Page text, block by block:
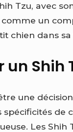
Tzu, avec
un
chien dans sa
un Shih
une
de
Les